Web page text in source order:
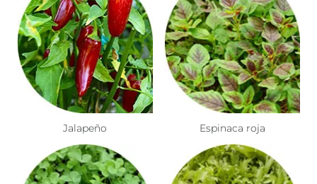
Jalapeño Espinaca roja